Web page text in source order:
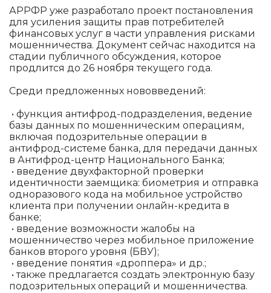
АРРФР уже разработало проект постановления
для усиления защиты прав потребителей
финансовых услуг в части управления рисками
мошенничества. Документ сейчас находится на
стадии публичного обсуждения, которое
продлится до 26 ноября текущего года.
Среди предложенных нововведений:
• функция антифрод-подразделения, ведение
базы данных по мошенническим операциям,
включая подозрительные операции в
антифрод-системе банка, для передачи данных
в Антифрод-центр Национального Банка;
• введение двухфакторной проверки
идентичности заемщика: биометрия и отправка
одноразового кода на мобильное устройство
клиента при получении онлайн-кредита в
банке;
• введение возможности жалобы на
мошенничество через мобильное приложение
банков второго уровня (БВУ);
• введение понятия «дроппера» и др.;
• также предлагается создать электронную базу
подозрительных операций и мошенничества.